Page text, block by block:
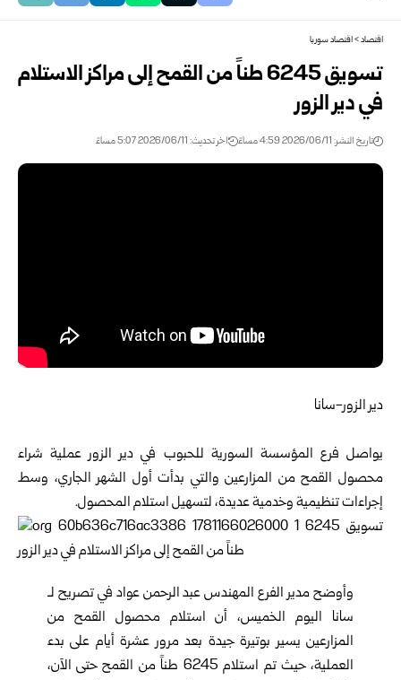
اقتصاد>اقتصاد سوريا
تسويق 6245 طناً من القمح إلى مراكز الاستلام
في دير الزور
تاريخ النشر: 2026/06/11 4:59 مساءً اخر تحديث: 2026/06/11 5:07 مساءً
دير الزور-سانا
يواصل فرع المؤسسة السورية للحبوب في دير الزور عملية شراء
محصول القمح من المزارعين والتي بدأت أول الشهر الجاري، وسط
إجراءات تنظيمية وخدمية عديدة، لتسهيل استلام المحصول.
وأوضح مدير الفرع المهندس عبد الرحمن عواد في تصريح لـ
سانا اليوم الخميس، أن استلام محصول القمح من
المزارعين يسير بوتيرة جيدة بعد مرور عشرة أيام على بدء
العملية، حيث تم استلام 6245 طناً من القمح حتى الآن،